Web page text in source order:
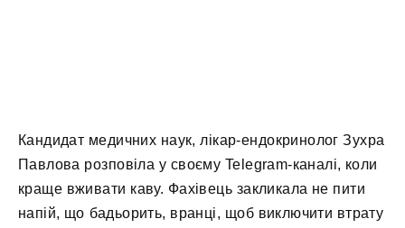
Кандидат медичних наук, лікар-ендокринолог Зухра
Павлова розповіла у своєму Telegram-каналі, коли
краще вживати каву. Фахівець закликала не пити
напій, що бадьорить, вранці, щоб виключити втрату